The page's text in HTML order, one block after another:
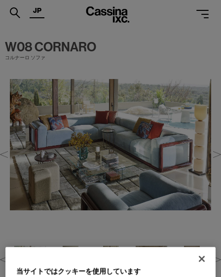
.
PRODUCTS
SERVICES
PROJECTS
MAGAZINE
SUPPORT
SHOPS
CATALOGUES
PROFESSIONAL
JP
W08 CORNARO
コルナーロ ソファ
当サイトではクッキーを使用しています